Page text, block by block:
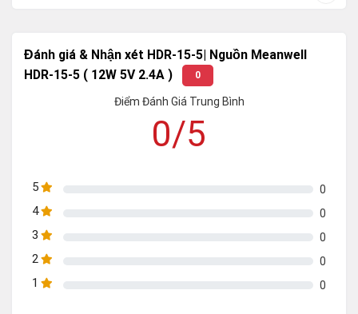
Đánh giá & Nhận xét HDR-15-5| Nguồn Meanwell
HDR-15-5 ( 12W 5V 2.4A )
0
Điểm Đánh Giá Trung Bình
0/5
5 0
4 0
3 0
2 0
1 0